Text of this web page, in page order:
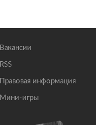
Вакансии
RSS
Правовая информация
Мини-игры